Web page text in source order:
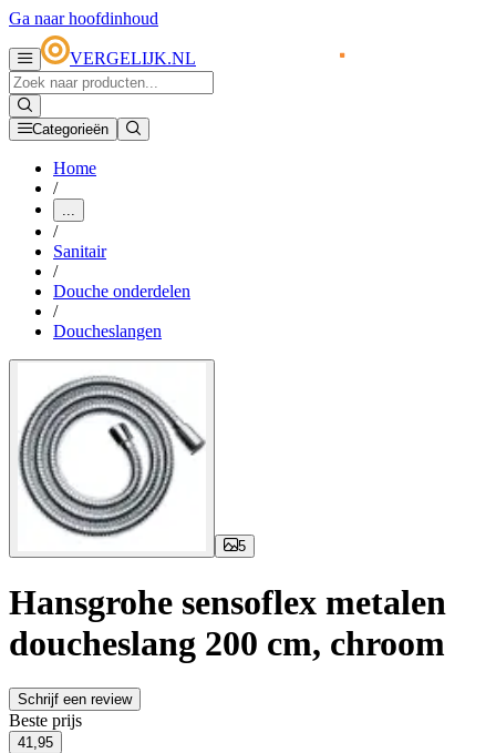
Ga naar hoofdinhoud
VERGELIJK.NL
Categorieën
Home
/
...
/
Sanitair
/
Douche onderdelen
/
Doucheslangen
5
Hansgrohe sensoflex metalen
doucheslang 200 cm, chroom
Schrijf een review
Beste prijs
41,95